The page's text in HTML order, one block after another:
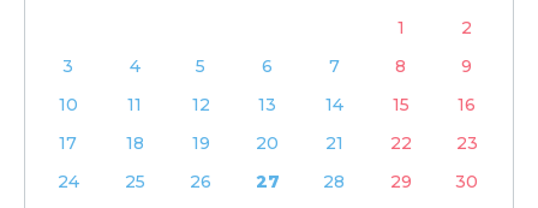
1
2
3
4 5 6 7 8
9
10
11 12 13 14 15
16
17
18 19 20 21 22
23
24
25 26 27 28 29 30